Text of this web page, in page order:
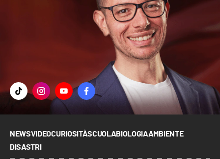
NEWSVIDEOCURIOSITÀSCUOLABIOLOGIAAMBIENTE
DISASTRI